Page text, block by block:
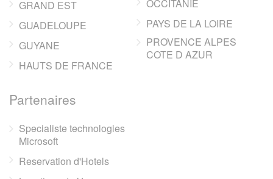
GRAND EST
GUADELOUPE
GUYANE
HAUTS DE FRANCE
OCCITANIE
PAYS DE LA LOIRE
PROVENCE ALPES
COTE D AZUR
Partenaires
Specialiste technologies
Microsoft
Reservation d'Hotels